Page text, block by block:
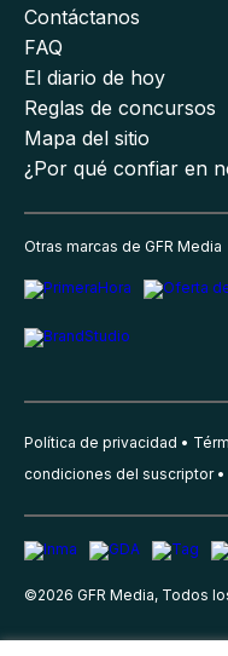
Contáctanos
FAQ
El diario de hoy
Reglas de concursos
Mapa del sitio
¿Por qué confiar en
Otras marcas de GFR Media
Política de privacidad
condiciones del suscriptor
©2026 GFR Media, Todos